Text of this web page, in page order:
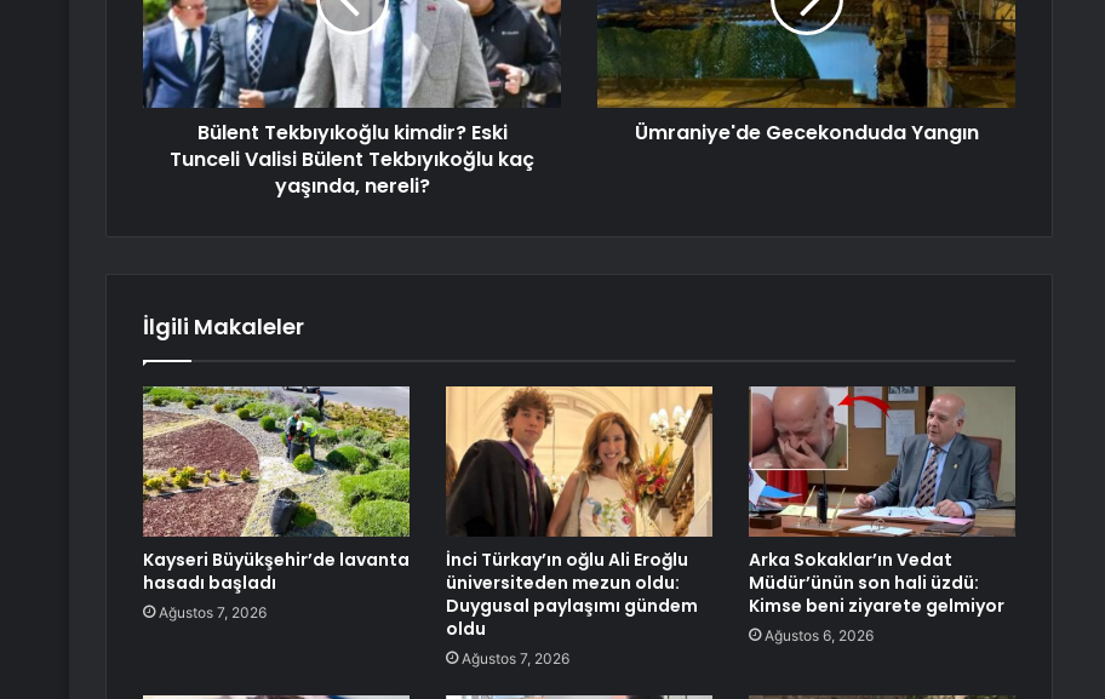
Bülent Tekbıyıkoğlu kimdir? Eski
Tunceli Valisi Bülent Tekbıyıkoğlu kaç
yaşında, nereli?
Ümraniye'de Gecekonduda Yangın
İlgili Makaleler
Kayseri Büyükşehir’de lavanta
hasadı başladı
Ağustos 7, 2026
İnci Türkay’ın oğlu Ali Eroğlu
üniversiteden mezun oldu:
Duygusal paylaşımı gündem
oldu
Ağustos 7, 2026
Arka Sokaklar’ın Vedat
Müdür’ünün son hali üzdü:
Kimse beni ziyarete gelmiyor
Ağustos 6, 2026